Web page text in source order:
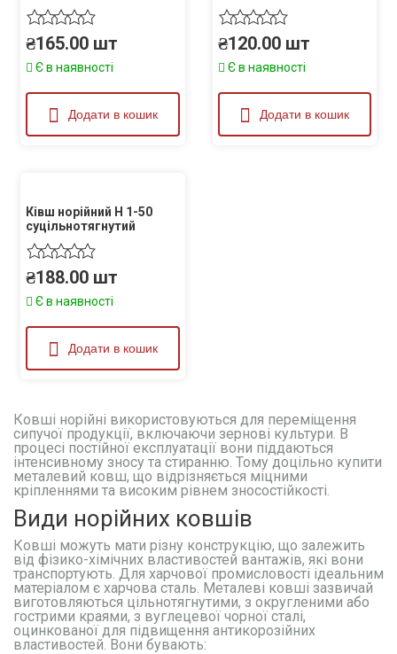
₴165.00 шт
Є в наявності
Додати в кошик
₴120.00 шт
Є в наявності
Додати в кошик
Ківш норійний Н 1-50
суцільнотягнутий
₴188.00 шт
Є в наявності
Додати в кошик
Ковші норійні використовуються для переміщення
сипучої продукції, включаючи зернові культури. В
процесі постійної експлуатації вони піддаються
інтенсивному зносу та стиранню. Тому доцільно купити
металевий ковш, що відрізняється міцними
кріпленнями та високим рівнем зносостійкості.
Види норійних ковшів
Ковші можуть мати різну конструкцію, що залежить
від фізико-хімічних властивостей вантажів, які вони
транспортують. Для харчової промисловості ідеальним
матеріалом є харчова сталь. Металеві ковші зазвичай
виготовляються цільнотягнутими, з округленими або
гострими краями, з вуглецевої чорної сталі,
оцинкованої для підвищення антикорозійних
властивостей. Вони бувають: